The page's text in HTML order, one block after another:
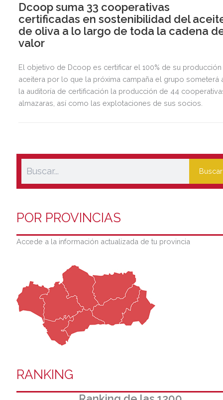
Dcoop suma 33 cooperativas
certificadas en sostenibilidad del
de oliva a lo largo de toda la cadena
valor
El objetivo de Dcoop es certificar el 100% de su producción
aceitera por lo que la próxima campaña el grupo someterá
la auditoría de certificación la producción de 44
almazaras, así como las explotaciones de sus socios.
Buscar
POR PROVINCIAS
Accede a la información actualizada de tu provincia
RANKING